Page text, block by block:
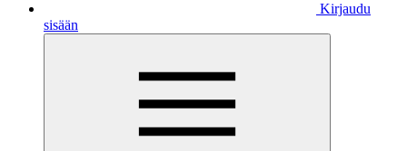
Kirjaudu
sisään